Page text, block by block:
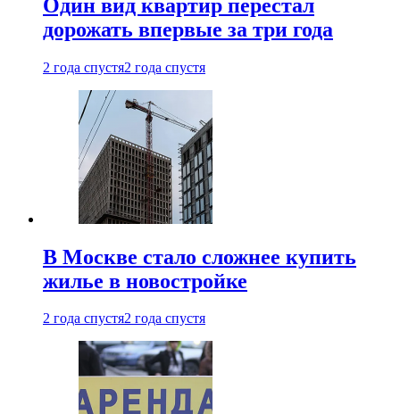
Один вид квартир перестал
дорожать впервые за три года
2 года спустя2 года спустя
В Москве стало сложнее купить
жилье в новостройке
2 года спустя2 года спустя